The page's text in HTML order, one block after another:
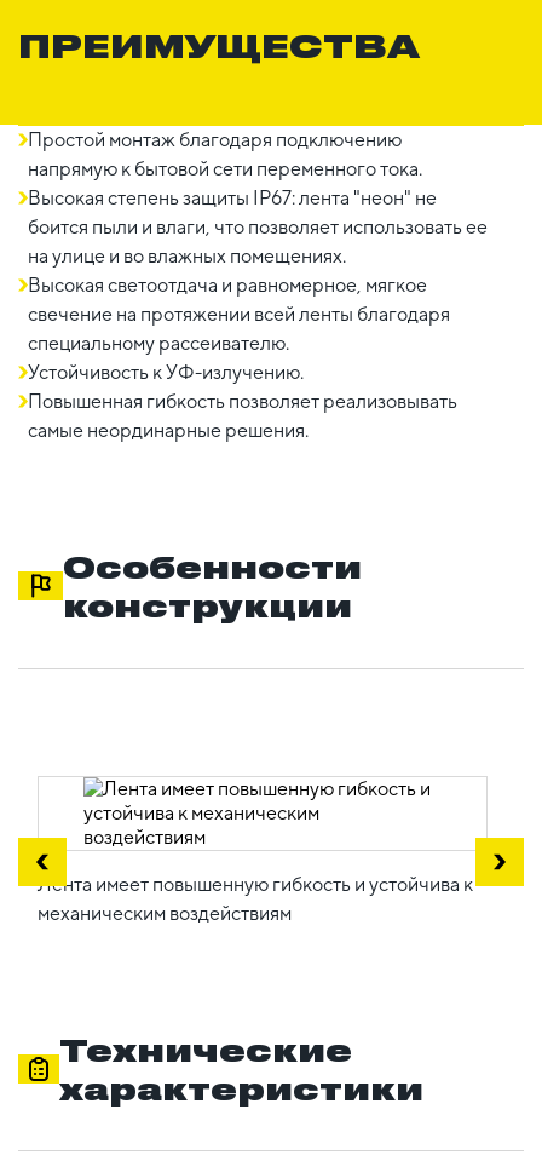
ПРЕИМУЩЕСТВА
Простой монтаж благодаря подключению
напрямую к бытовой сети переменного тока.
Высокая степень защиты IP67: лента "неон" не
боится пыли и влаги, что позволяет использовать ее
на улице и во влажных помещениях.
Высокая светоотдача и равномерное, мягкое
свечение на протяжении всей ленты благодаря
специальному рассеивателю.
Устойчивость к УФ-излучению.
Повышенная гибкость позволяет реализовывать
самые неординарные решения.
Особенности
конструкции
Лента имеет повышенную гибкость и устойчива к
механическим воздействиям
Технические
характеристики